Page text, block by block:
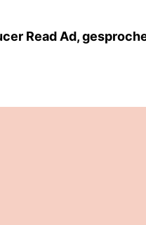
Read Ad,